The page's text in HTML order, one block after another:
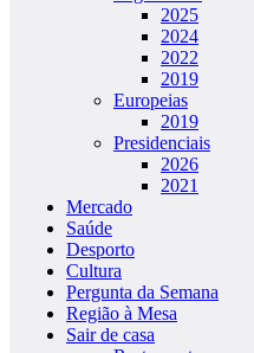
2025
2024
2022
2019
Europeias
2019
Presidenciais
2026
2021
Mercado
Saúde
Desporto
Cultura
Pergunta da Semana
Região à Mesa
Sair de casa